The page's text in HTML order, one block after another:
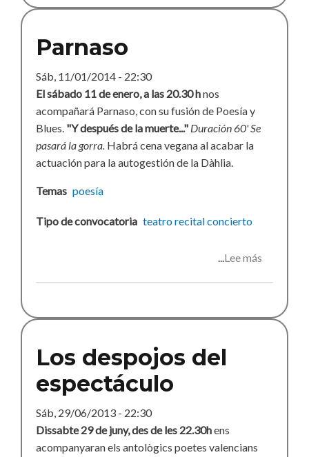
Parnaso
Sáb, 11/01/2014 - 22:30
El sábado 11 de enero, a las 20.30 hnos
acompañará Parnaso, con su fusión de Poesía y
Blues. "Y después de la muerte..." Duración 60'Se
pasará la gorra. Habrá cena vegana al acabar la
actuación para la autogestión de la Dàhlia.
Temas poesía
Tipo de convocatoria teatrorecitalconcierto
Lee más
Los despojos del
espectáculo
Sáb, 29/06/2013 - 22:30
Dissabte 29 de juny, des de les 22.30hens
acompanyaran els antològics poetes valencians